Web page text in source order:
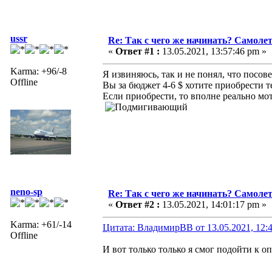
ussr
Karma: +96/-8
Offline
Re: Так с чего же начинать?
« Ответ #1 : 13.05.2021, 13:57:46 pm »
Я извиняюсь, так и не понял, что
Вы за бюджет 4-6 $ хотите приобрести
Если приобрести, то вполне реально
neno-sp
Karma: +61/-14
Offline
Re: Так с чего же начинать?
« Ответ #2 : 13.05.2021, 14:01:17 pm »
Цитата: ВладимирВВ от 13.05.2021,
И вот только только я смог подойти к